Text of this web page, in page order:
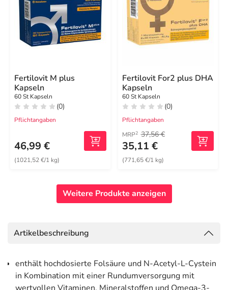
Fertilovit M plus
Kapseln
60 St Kapseln
(0)
Pflichtangaben
46,99 €
(1021,52 €/1 kg)
Fertilovit For2 plus DHA
Kapseln
60 St Kapseln
(0)
Pflichtangaben
MRP2 37,56 €
35,11 €
(771,65 €/1 kg)
Weitere Produkte anzeigen
Artikelbeschreibung
enthält hochdosierte Folsäure und N-Acetyl-L-Cystein
in Kombination mit einer Rundumversorgung mit